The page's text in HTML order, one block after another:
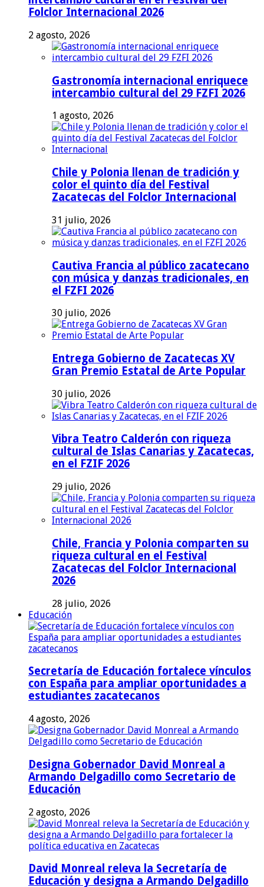
Folclor Internacional 2026
2 agosto, 2026
Gastronomía internacional enriquece
intercambio cultural del 29 FZFI 2026
1 agosto, 2026
Chile y Polonia llenan de tradición y
color el quinto día del Festival
Zacatecas del Folclor Internacional
31 julio, 2026
Cautiva Francia al público zacatecano
con música y danzas tradicionales, en
el FZFI 2026
30 julio, 2026
Entrega Gobierno de Zacatecas XV
Gran Premio Estatal de Arte Popular
30 julio, 2026
Vibra Teatro Calderón con riqueza
cultural de Islas Canarias y Zacatecas,
en el FZIF 2026
29 julio, 2026
Chile, Francia y Polonia comparten su
riqueza cultural en el Festival
Zacatecas del Folclor Internacional
2026
28 julio, 2026
Educación
Secretaría de Educación fortalece vínculos
con España para ampliar oportunidades a
estudiantes zacatecanos
4 agosto, 2026
Designa Gobernador David Monreal a
Armando Delgadillo como Secretario de
Educación
2 agosto, 2026
David Monreal releva la Secretaría de
Educación y designa a Armando Delgadillo